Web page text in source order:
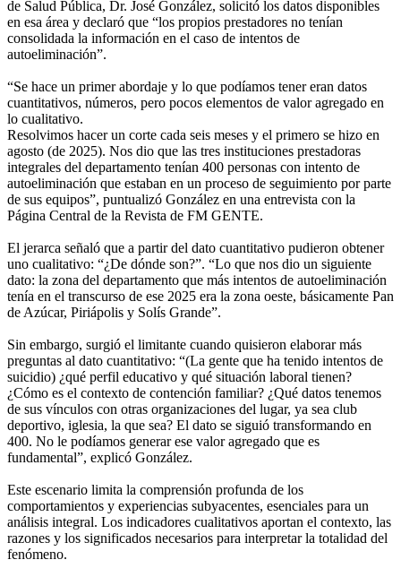
de Salud Pública, Dr. José González, solicitó los datos disponibles
en esa área y declaró que “los propios prestadores no tenían
consolidada la información en el caso de intentos de
autoeliminación”.
“Se hace un primer abordaje y lo que podíamos tener eran datos
cuantitativos, números, pero pocos elementos de valor agregado en
lo cualitativo.
Resolvimos hacer un corte cada seis meses y el primero se hizo en
agosto (de 2025). Nos dio que las tres instituciones prestadoras
integrales del departamento tenían 400 personas con intento de
autoeliminación que estaban en un proceso de seguimiento por parte
de sus equipos”, puntualizó González en una entrevista con la
Página Central de la Revista de FM GENTE.
El jerarca señaló que a partir del dato cuantitativo pudieron obtener
uno cualitativo: “¿De dónde son?”. “Lo que nos dio un siguiente
dato: la zona del departamento que más intentos de autoeliminación
tenía en el transcurso de ese 2025 era la zona oeste, básicamente Pan
de Azúcar, Piriápolis y Solís Grande”.
Sin embargo, surgió el limitante cuando quisieron elaborar más
preguntas al dato cuantitativo: “(La gente que ha tenido intentos de
suicidio) ¿qué perfil educativo y qué situación laboral tienen?
¿Cómo es el contexto de contención familiar? ¿Qué datos tenemos
de sus vínculos con otras organizaciones del lugar, ya sea club
deportivo, iglesia, la que sea? El dato se siguió transformando en
400. No le podíamos generar ese valor agregado que es
fundamental”, explicó González.
Este escenario limita la comprensión profunda de los
comportamientos y experiencias subyacentes, esenciales para un
análisis integral. Los indicadores cualitativos aportan el contexto, las
razones y los significados necesarios para interpretar la totalidad del
fenómeno.